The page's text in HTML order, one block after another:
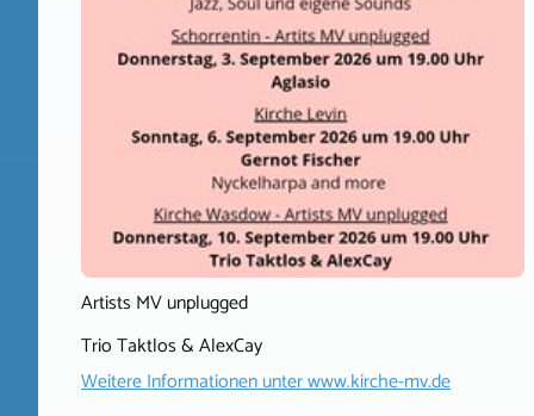
Artists MV unplugged
Trio Taktlos & AlexCay
Weitere Informationen unterwww.kirche-mv.de